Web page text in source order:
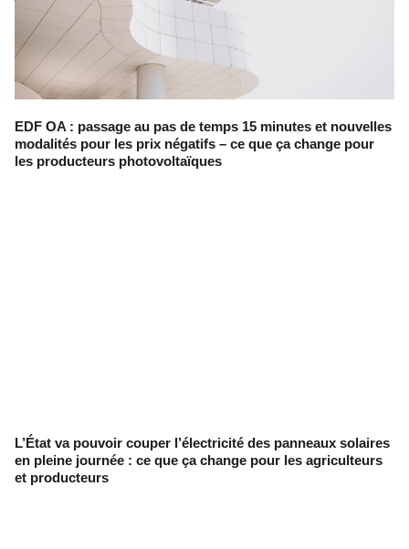
EDF OA : passage au pas de temps 15 minutes et nouvelles
modalités pour les prix négatifs – ce que ça change pour
les producteurs photovoltaïques
L’État va pouvoir couper l’électricité des panneaux solaires
en pleine journée : ce que ça change pour les agriculteurs
et producteurs